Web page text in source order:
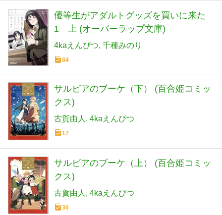
優等生がアダルトグッズを買いに来た
1 上 (オーバーラップ文庫)
4kaえんぴつ 千種みのり
84
サルビアのブーケ（下） (百合姫コミッ
クス)
古賀由人 4kaえんぴつ
17
サルビアのブーケ（上） (百合姫コミッ
クス)
古賀由人 4kaえんぴつ
36